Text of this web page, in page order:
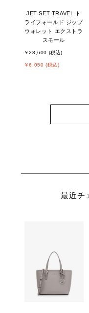
JET SET TRAVEL ト
ライフォールド ジップ
ウォレット エクストラ
スモール
￥28,600 (税込)
￥6,050 (税込)
最近チ